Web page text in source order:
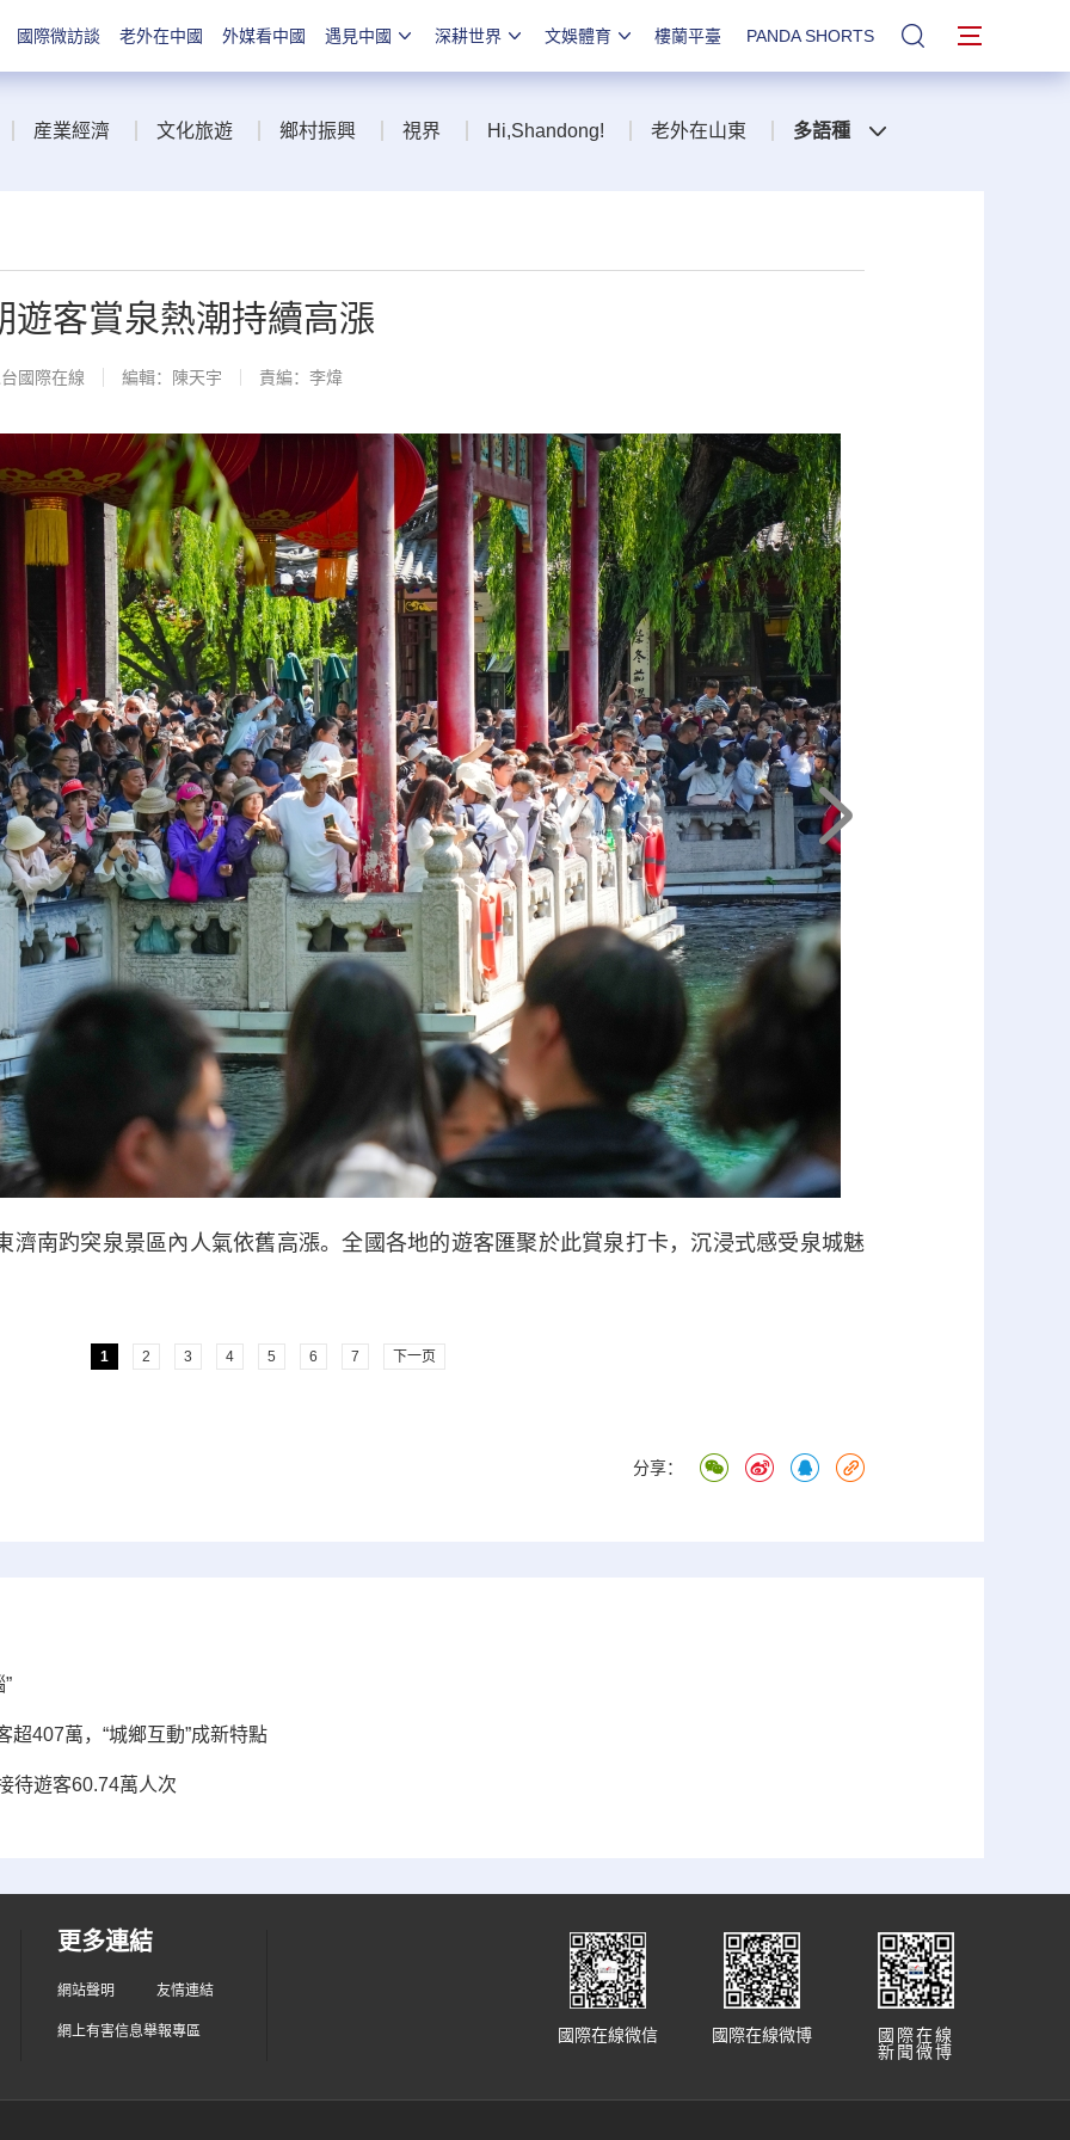
國際微訪談 老外在中國 外媒看中國 遇見中國 深耕世界 文娛體育 樓蘭平臺 PANDA SHORTS 站內搜索
産業經濟 文化旅遊 鄉村振興 視界 Hi,Shandong! 老外在山東 多語種
遊客賞泉熱潮持續高漲
國際在線 編輯：陳天宇 責編：李煒
趵突泉景區內人氣依舊高漲。全國各地的遊客匯聚於此賞泉打卡，沉浸式感受泉城魅
1 2 3 4 5 6 7 下一页
分享：
407萬，“城鄉互動”成新特點
待遊客60.74萬人次
更多連結
網站聲明 友情連結
網上有害信息舉報專區
國際在線
新聞微博
國際在線微博
國際在線微信